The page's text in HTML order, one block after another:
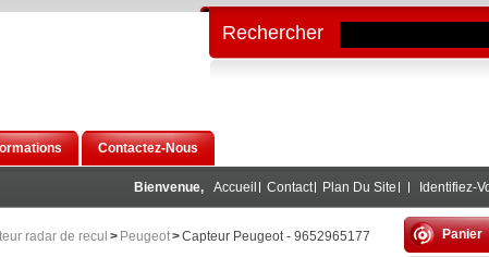
Contactez-Nous
Bienvenue, Accueil Contact Plan Du Site Identifiez-
Rechercher
radar de recul > Peugeot>Capteur Peugeot - 9652965177 Panier